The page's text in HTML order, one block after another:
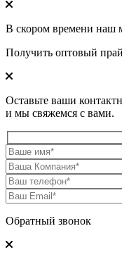
В скором времени наш
Получить оптовый
Оставьте ваши
и мы свяжемся с вами.
Обратный звонок